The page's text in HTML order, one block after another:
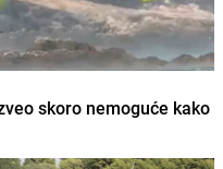
skoro nemoguće kako